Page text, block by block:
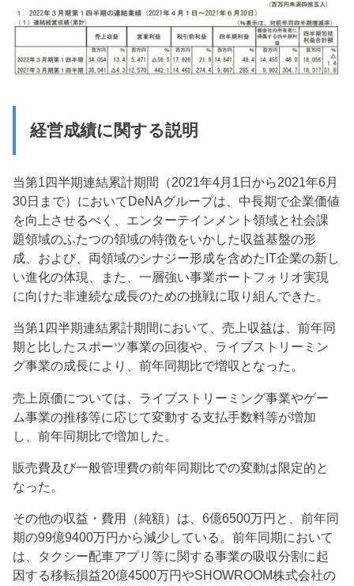
経営成績に関する説明
当第1四半期連結累計期間（2021年4月1日から2021年6月
30日まで）においてDeNAグループは、中長期で企業価値
を向上させるべく、エンターテインメント領域と社会課
題領域のふたつの領域の特徴をいかした収益基盤の形
成、および、両領域のシナジー形成を含めたIT企業の新し
い進化の体現、また、一層強い事業ポートフォリオ実現
に向けた非連続な成長のための挑戦に取り組んできた。
当第1四半期連結累計期間において、売上収益は、前年同
期と比したスポーツ事業の回復や、ライブストリーミン
グ事業の成長により、前年同期比で増収となった。
売上原価については、ライブストリーミング事業やゲー
ム事業の推移等に応じて変動する支払手数料等が増加
し、前年同期比で増加した。
販売費及び一般管理費の前年同期比での変動は限定的と
なった。
その他の収益・費用（純額）は、6億6500万円と、前年同
期の99億9400万円から減少している。前年同期において
は、タクシー配車アプリ等に関する事業の吸収分割に起
因する移転損益20億4500万円やSHOWROOM株式会社の